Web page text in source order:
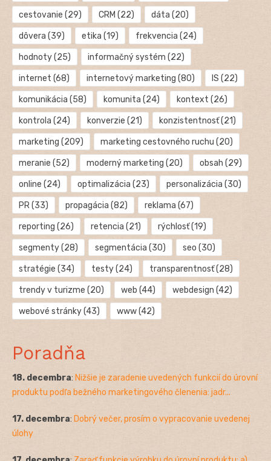
cestovanie (29) CRM (22) dáta (20)
dôvera (39) etika (19) frekvencia (24)
hodnoty(25) informačný systém (22)
internet (68) internetový marketing (80) IS (22)
komunikácia (58) komunita (24) kontext (26)
kontrola (24) konverzie (21) konzistentnosť(21)
marketing (209) marketing cestovného ruchu (20)
meranie (52) moderný marketing (20) obsah (29)
online (24) optimalizácia (23) personalizácia (30)
PR(33) propagácia (82) reklama (67)
reporting (26) retencia (21) rýchlosť(19)
segmenty(28) segmentácia (30) seo (30)
stratégie (34) testy(24) transparentnosť(28)
trendy v turizme (20) web (44) webdesign (42)
webové stránky(43) www(42)
Poradňa
18. decembra: Nižšie je zaradenie uvedených funkcií do úrovní
produktu podľa bežného marketingového členenia: jadr...
17. decembra: Dobrý večer, prosím o vypracovanie uvedenej
úlohy